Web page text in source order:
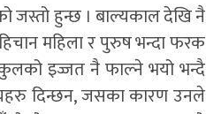
जस्तो हुन्छ । बाल्यकाल देखि नै
महिला र पुरुष भन्दा फरक
इज्जत नै फाल्ने भयो भन्दै
दिन्छन, जसका कारण उनले